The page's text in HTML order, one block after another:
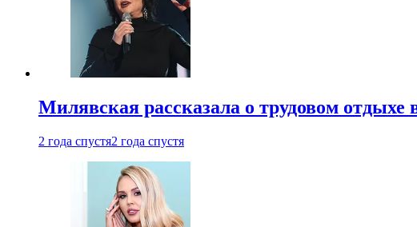
Милявская рассказала о трудовом отдыхе
2 года спустя2 года спустя